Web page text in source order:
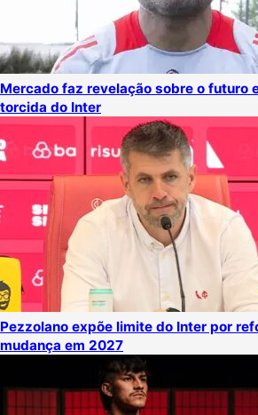
Mercado faz revelação sobre o futuro
torcida do Inter
Pezzolano expõe limite do Inter por
mudança em 2027